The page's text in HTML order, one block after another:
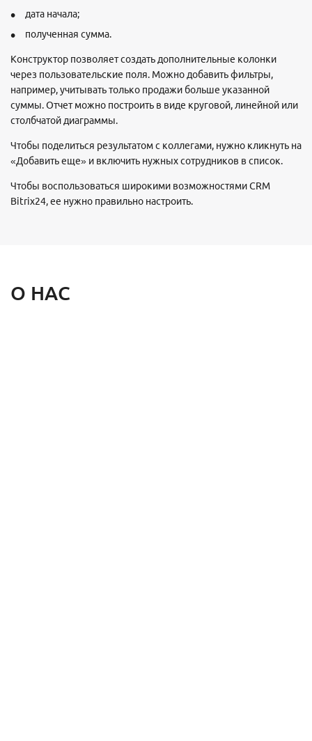
дата начала;
полученная сумма.
Конструктор позволяет создать дополнительные колонки
через пользовательские поля. Можно добавить фильтры,
например, учитывать только продажи больше указанной
суммы. Отчет можно построить в виде круговой, линейной или
столбчатой диаграммы.
Чтобы поделиться результатом с коллегами, нужно кликнуть на
«Добавить еще» и включить нужных сотрудников в список.
Чтобы воспользоваться широкими возможностями CRM
Bitrix24, ее нужно правильно настроить.
О НАС